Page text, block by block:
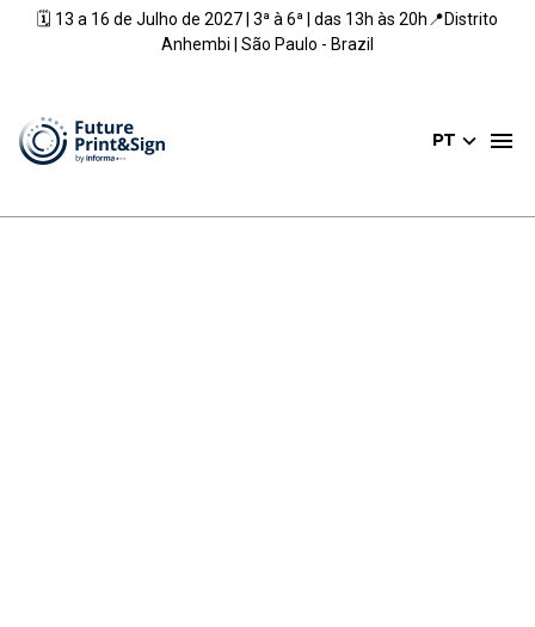
🗓️ 13 a 16 de Julho de 2027 | 3ª à 6ª | das 13h às 20h📍Distrito
Anhembi | São Paulo - Brazil
PT